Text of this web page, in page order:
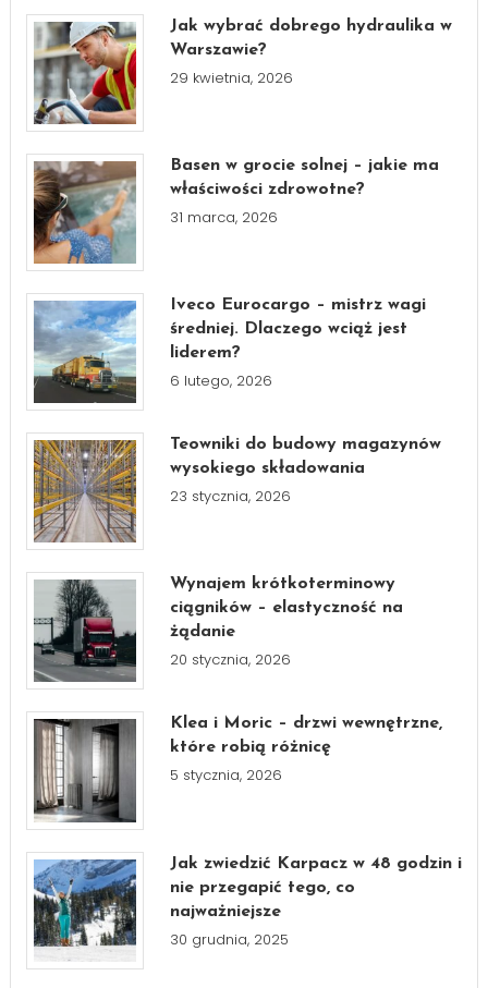
Jak wybrać dobrego hydraulika w
Warszawie?
29 kwietnia, 2026
Basen w grocie solnej – jakie ma
właściwości zdrowotne?
31 marca, 2026
Iveco Eurocargo – mistrz wagi
średniej. Dlaczego wciąż jest
liderem?
6 lutego, 2026
Teowniki do budowy magazynów
wysokiego składowania
23 stycznia, 2026
Wynajem krótkoterminowy
ciągników – elastyczność na
żądanie
20 stycznia, 2026
Klea i Moric – drzwi wewnętrzne,
które robią różnicę
5 stycznia, 2026
Jak zwiedzić Karpacz w 48 godzin i
nie przegapić tego, co
najważniejsze
30 grudnia, 2025